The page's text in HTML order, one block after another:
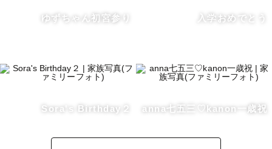
ゆずちゃん初宮参り 入学おめでとう
Sora's Birthday２ anna七五三♡kanon一歳祝